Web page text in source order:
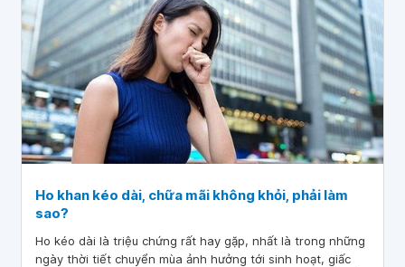
Ho khan kéo dài, chữa mãi không khỏi, phải làm
sao?
Ho kéo dài là triệu chứng rất hay gặp, nhất là trong những
ngày thời tiết chuyển mùa ảnh hưởng tới sinh hoạt, giấc